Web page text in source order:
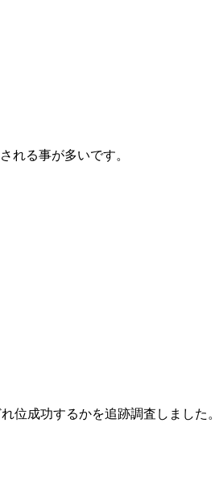
れる事が多いです。
位成功するかを追跡調査しました。